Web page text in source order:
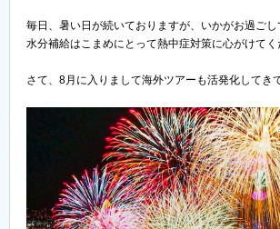
毎日、暑い日が続いておりますが、いかがお過ごし
水分補給はこまめにとって熱中症対策に心がけてく
さて、8月に入りまして海外ツアーも活発化してき